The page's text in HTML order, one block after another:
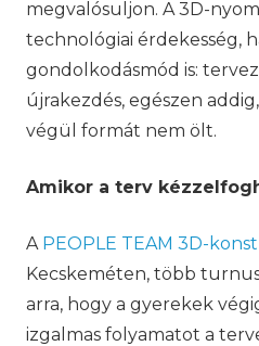
megvalósuljon. A 3D-
technológiai érdekesség,
gondolkodásmód is:
újrakezdés, egészen
végül formát nem ölt.
Amikor a terv
A PEOPLE TEAM 3D-
Kecskeméten, több
arra, hogy a gyerekek
izgalmas folyamatot a